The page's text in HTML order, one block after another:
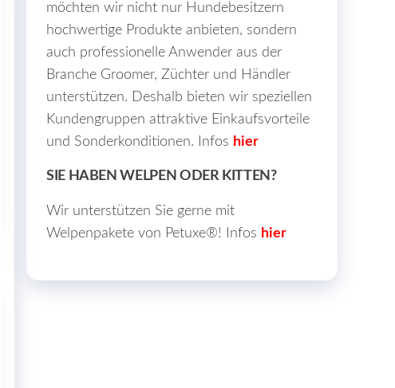
möchten wir nicht nur Hundebesitzern
hochwertige Produkte anbieten, sondern
auch professionelle Anwender aus der
Branche Groomer, Züchter und Händler
unterstützen. Deshalb bieten wir speziellen
Kundengruppen attraktive Einkaufsvorteile
und Sonderkonditionen. Infos hier
SIE HABEN WELPEN ODER KITTEN?
Wir unterstützen Sie gerne mit
Welpenpakete von Petuxe®! Infos hier